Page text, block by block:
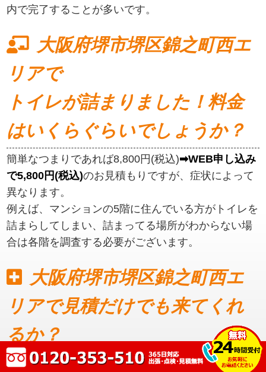
内で完了することが多いです。
大阪府堺市堺区錦之町西エ
リアで
トイレが詰まりました！料金
はいくらぐらいでしょうか？
簡単なつまりであれば8,800円(税込)➡WEB申し込み
で5,800円(税込)のお見積もりですが、症状によって
異なります。
例えば、マンションの5階に住んでいる方がトイレを
詰まらしてしまい、詰まってる場所がわからない場
合は各階を調査する必要がございます。
大阪府堺市堺区錦之町西エ
リアで見積だけでも来てくれ
るか？
見積もりだけでも可能です。